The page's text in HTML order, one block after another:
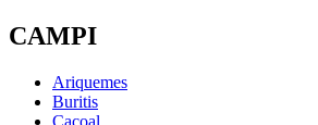
CAMPI
Ariquemes
Buritis
Cacoal